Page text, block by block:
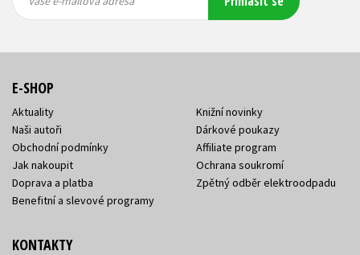
E-SHOP
Aktuality
Naši autoři
Obchodní podmínky
Jak nakoupit
Doprava a platba
Benefitní a slevové programy
Knižní novinky
Dárkové poukazy
Affiliate program
Ochrana soukromí
Zpětný odběr elektroodpadu
KONTAKTY